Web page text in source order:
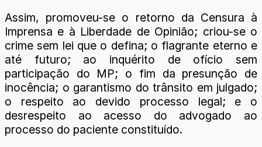
Assim, promoveu-se o retorno da Censura à
Imprensa e à Liberdade de Opinião; criou-se o
crime sem lei que o defina; o flagrante eterno e
até futuro; ao inquérito de ofício sem
participação do MP; o fim da presunção de
inocência; o garantismo do trânsito em julgado;
o respeito ao devido processo legal; e o
desrespeito ao acesso do advogado ao
processo do paciente constituído.